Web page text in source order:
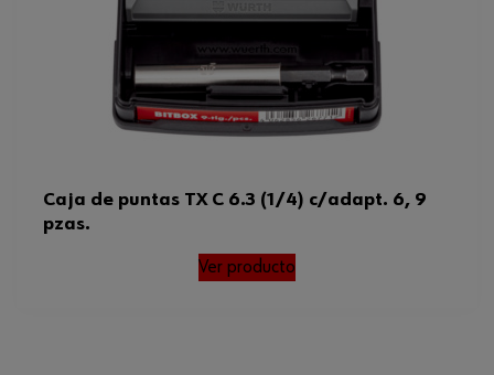
Caja de puntas TX C 6.3 (1/4) c/adapt. 6, 9
pzas.
Ver producto